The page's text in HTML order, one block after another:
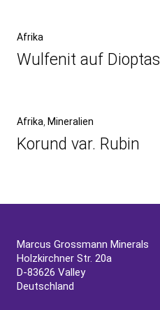
navigation
Previous
Post
Afrika
Wulfenit auf Dioptas
Next
Post
Afrika Mineralien
Korund var. Rubin
Marcus Grossmann Minerals
Holzkirchner Str. 20a
D-83626 Valley
Deutschland